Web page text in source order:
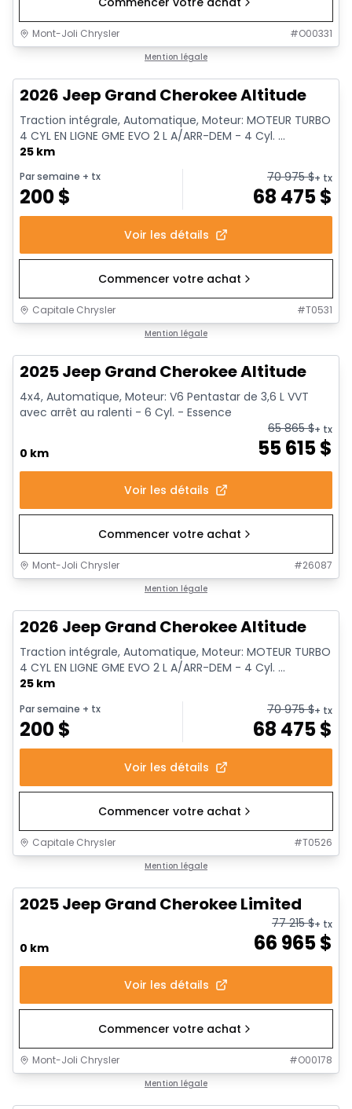
Mont-Joli Chrysler #O00331
Mention légale
2026 Jeep Grand Cherokee Altitude
Traction intégrale, Automatique, Moteur: MOTEUR TURBO
4 CYL EN LIGNE GME EVO 2 L A/ARR-DEM - 4 Cyl. ...
25 km
Par semaine + tx
200$
70 975$+ tx
68 475$
Voir les détails
Commencer votre achat
Capitale Chrysler #T0531
Mention légale
2025 Jeep Grand Cherokee Altitude
4x4, Automatique, Moteur: V6 Pentastar de 3,6 L VVT
avec arrêt au ralenti - 6 Cyl. - Essence
0 km 55 615$
65 865$+ tx
Voir les détails
Commencer votre achat
Mont-Joli Chrysler #26087
Mention légale
2026 Jeep Grand Cherokee Altitude
Traction intégrale, Automatique, Moteur: MOTEUR TURBO
4 CYL EN LIGNE GME EVO 2 L A/ARR-DEM - 4 Cyl. ...
25 km
Par semaine + tx
200$
70 975$+ tx
68 475$
Voir les détails
Commencer votre achat
Capitale Chrysler #T0526
Mention légale
2025 Jeep Grand Cherokee Limited
0 km 66 965$
77 215$+ tx
Voir les détails
Commencer votre achat
Mont-Joli Chrysler #O00178
Mention légale